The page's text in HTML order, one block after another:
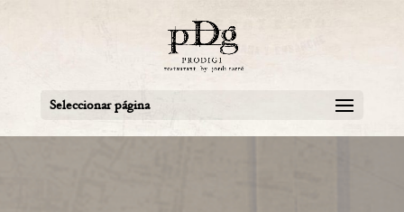
Seleccionar página